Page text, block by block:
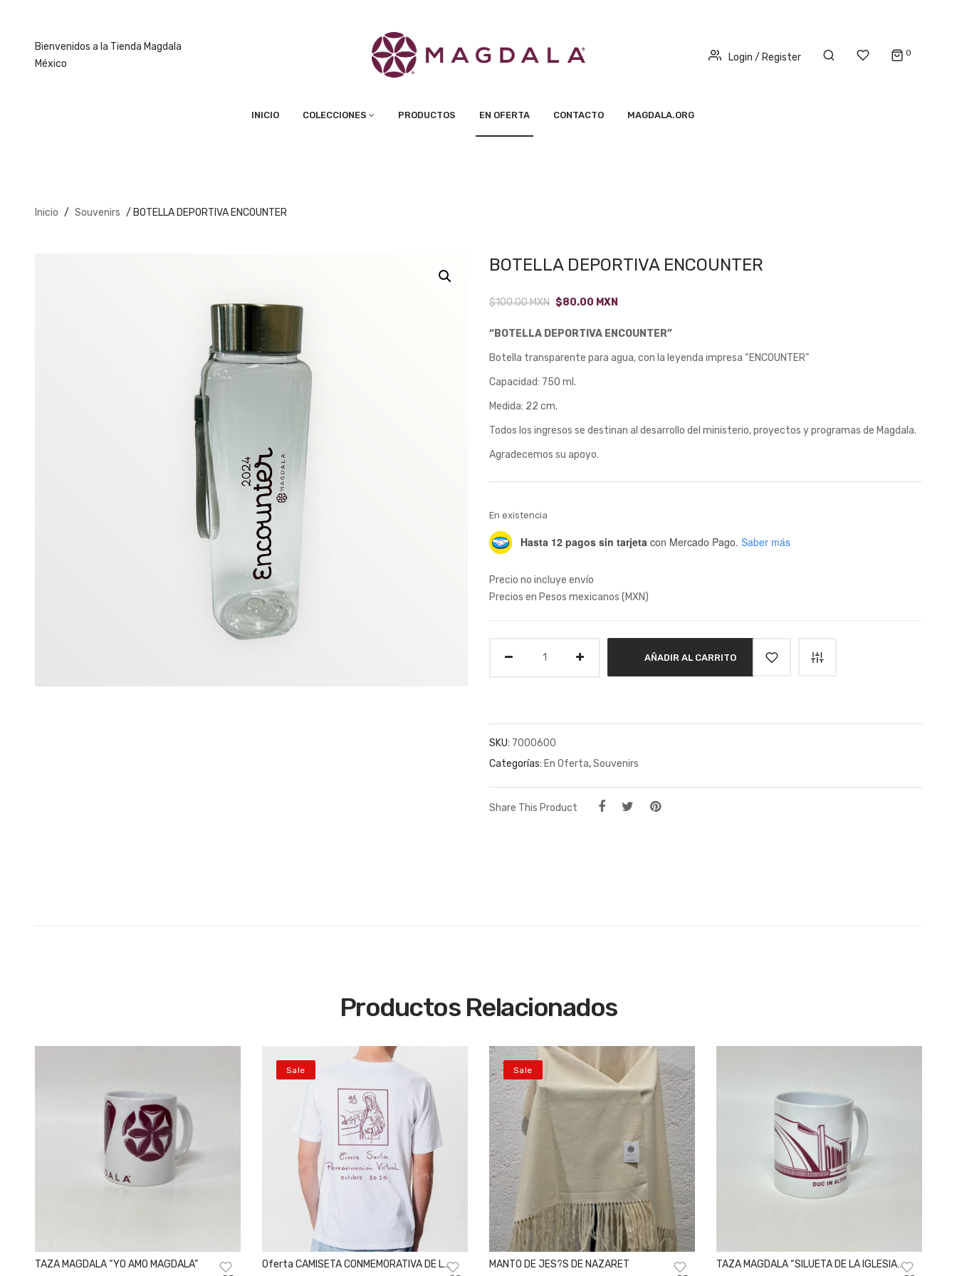
Bienvenidos a la Tienda Magdala
México
Login / Register 0
INICIO COLECCIONES PRODUCTOS EN OFERTA CONTACTO MAGDALA.ORG
Inicio / Souvenirs / BOTELLA DEPORTIVA ENCOUNTER
BOTELLA DEPORTIVA ENCOUNTER
$100.00MXN Original
was:
$100.00.
$80.00 MXNCurrent
is:
$80.00.
“BOTELLA DEPORTIVA ENCOUNTER”
Botella transparente para agua, con la leyenda impresa “ENCOUNTER”
Capacidad: 750 ml.
Medida: 22 cm.
Todos los ingresos se destinan al desarrollo del ministerio, proyectos y programas de Magdala.
Agradecemos su apoyo.
En existencia
Hasta 12 pagos sin tarjetacon Mercado Pago. Saber más
Precio no incluye envío
Precios en Pesos mexicanos (MXN)
AÑADIR AL CARRITO
SKU: 7000600
Categorías: En Oferta,Souvenirs
Share This Product
Productos Relacionados
TAZA MAGDALA “YO AMO MAGDALA”
Sale
Oferta CAMISETA CONMEMORATIVA DE LA
Sale
MANTO DE JES?S DE NAZARET
TAZA MAGDALA “SILUETA DE LA IGLESIA